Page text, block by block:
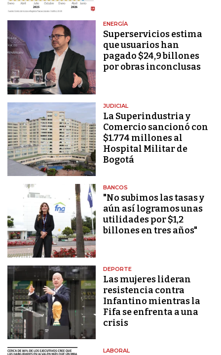
ENERGÍA
Superservicios estima
que usuarios han
pagado $24,9 billones
por obras inconclusas
JUDICIAL
La Superindustria y
Comercio sancionó con
$1.774 millones al
Hospital Militar de
Bogotá
BANCOS
"No subimos las tasas y
aún así logramos unas
utilidades por $1,2
billones en tres años"
DEPORTE
Las mujeres lideran
resistencia contra
Infantino mientras la
Fifa se enfrenta a una
crisis
LABORAL